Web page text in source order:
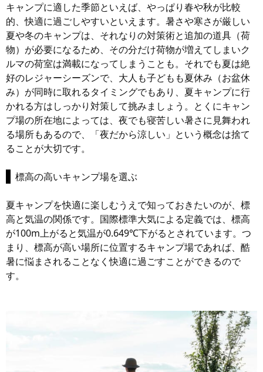
キャンプに適した季節といえば、やっぱり春や秋が比較
的、快適に過ごしやすいといえます。暑さや寒さが厳しい
夏や冬のキャンプは、それなりの対策術と追加の道具（荷
物）が必要になるため、その分だけ荷物が増えてしまいク
ルマの荷室は満載になってしまうことも。それでも夏は絶
好のレジャーシーズンで、大人も子どもも夏休み（お盆休
み）が同時に取れるタイミングでもあり、夏キャンプに行
かれる方はしっかり対策して挑みましょう。とくにキャン
プ場の所在地によっては、夜でも寝苦しい暑さに見舞われ
る場所もあるので、「夜だから涼しい」という概念は捨て
ることが大切です。
標高の高いキャンプ場を選ぶ
夏キャンプを快適に楽しむうえで知っておきたいのが、標
高と気温の関係です。国際標準大気による定義では、標高
が100m上がると気温が0.649℃下がるとされています。つ
まり、標高が高い場所に位置するキャンプ場であれば、酷
暑に悩まされることなく快適に過ごすことができるので
す。